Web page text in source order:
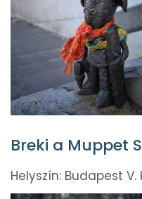
Breki a Muppet
Helyszín: Budapest